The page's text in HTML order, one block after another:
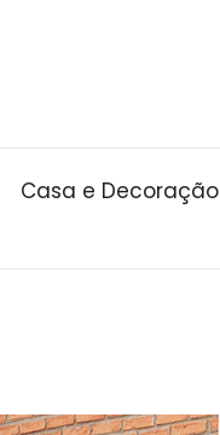
Casa e Decoração